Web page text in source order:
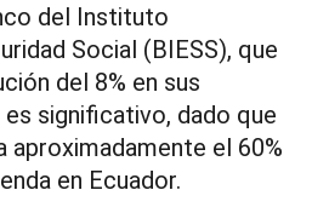
del Instituto
Social (BIESS), que
del 8% en sus
significativo, dado que
aproximadamente el 60%
en Ecuador.